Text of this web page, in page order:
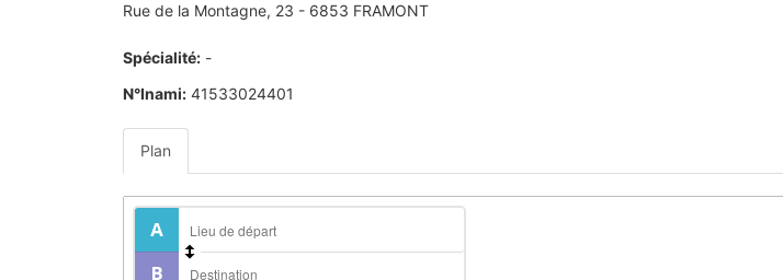
Rue de la Montagne, 23 - 6853 FRAMONT
Spécialité: -
N°Inami: 41533024401
Plan